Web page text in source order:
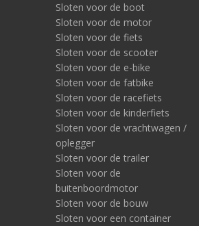
Sloten voor de boot
Sloten voor de motor
Sloten voor de fiets
Sloten voor de scooter
Sloten voor de e-bike
Sloten voor de fatbike
Sloten voor de racefiets
Sloten voor de kinderfiets
Sloten voor de vrachtwagen /
oplegger
Sloten voor de trailer
Sloten voor de
buitenboordmotor
Sloten voor de bouw
Sloten voor een container